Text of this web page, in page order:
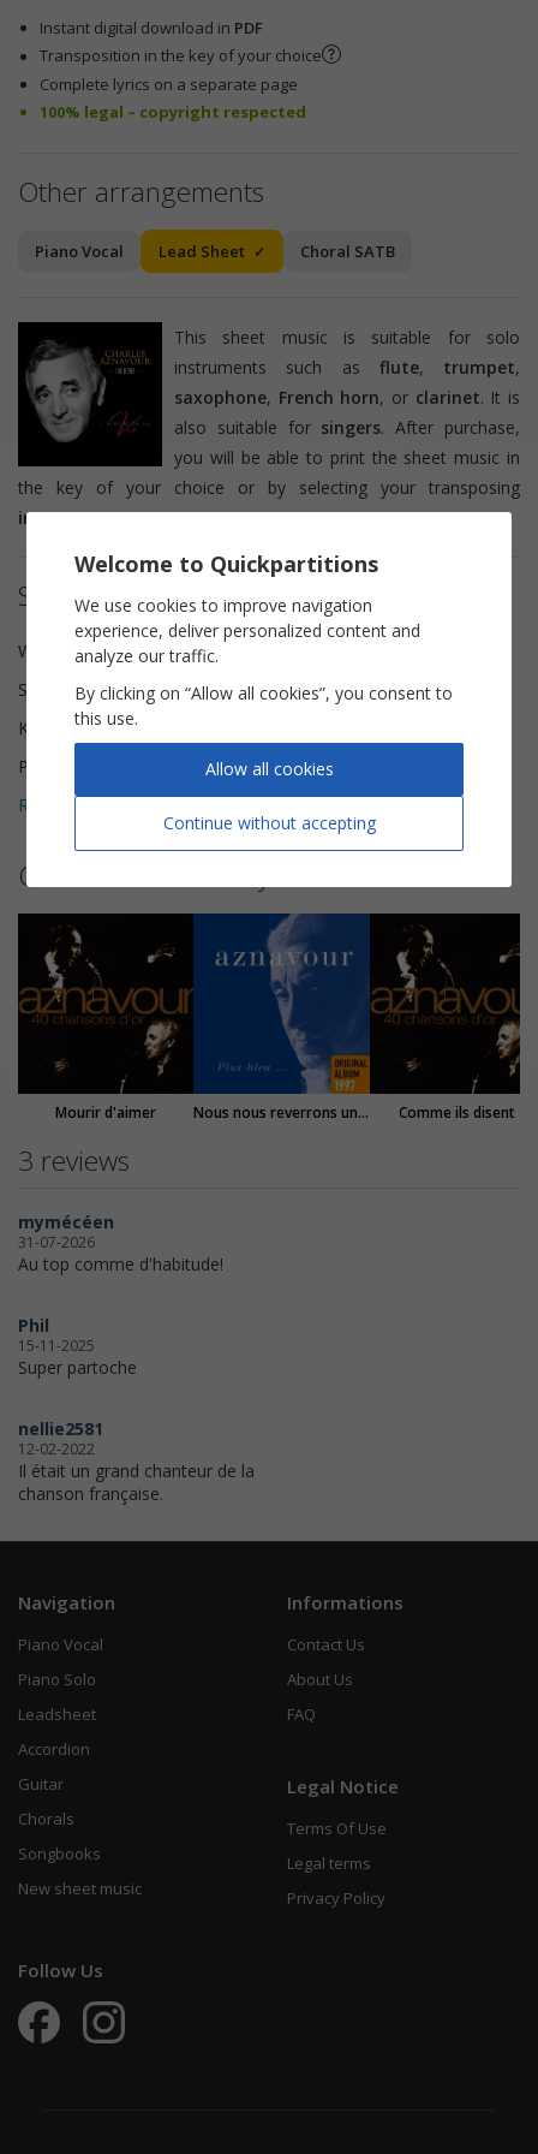
Instant digital download in PDF
Transposition in the key of your choice
Complete lyrics on a separate page
100% legal – copyright respected
Other arrangements
Piano Vocal Lead Sheet Choral SATB
This sheet music is suitable for solo
instruments such as flute, trumpet,
saxophone, French horn, or clarinet. It is
also suitable for singers. After purchase,
you will be able to print the sheet music in
the key of your choice or by selecting your transposing
instrument.
Sheet music details
Words and Music
Scoring
Lead Sheet
Key
Pages
3
Reviews (
Other sheet music by Charles Aznavour
Mourir d'aimer Nous nous reverrons un jour ou l'autre Comme ils disent
3 reviews
mymécéen
31-07-2026
Au top comme d'habitude!
Phil
15-11-2025
Super partoche
nellie2581
12-02-2022
Il était un grand chanteur de la
chanson française.
Navigation
Piano Vocal
Piano Solo
Leadsheet
Accordion
Guitar
Chorals
Songbooks
New sheet music
Informations
Contact Us
About Us
FAQ
Legal Notice
Terms Of Use
Legal terms
Privacy Policy
Follow Us
Welcome to Quickpartitions
We use cookies to improve navigation
experience, deliver personalized content and
analyze our traffic.
By clicking on “Allow all cookies”, you consent to
this use.
Continue without accepting
Allow all cookies